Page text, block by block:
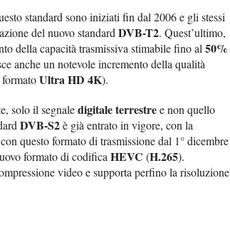
standard sono iniziati fin dal 2006 e gli stessi
del nuovo standard DVB-T2. Quest’ultimo,
della capacità trasmissiva stimabile fino al 50%
anche un notevole incremento della qualità
Ultra HD 4K).
solo il segnaledigitale terrestree non quello
DVB-S2è già entrato in vigore, con la
questo formato di trasmissione dal 1° dicembre
formato di codifica HEVC (H.265).
video e supporta perfino la risoluzione